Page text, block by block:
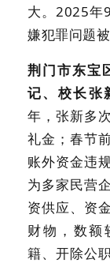
大。2025年
嫌犯罪问题
荆门市东宝
记、校长张
年，张新多
礼金；春节
账外资金违
为多家民营
资供应、资
财物，数额
籍、开除公